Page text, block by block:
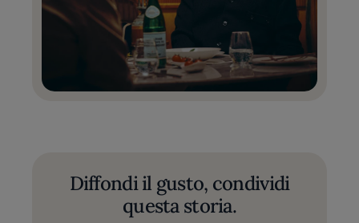
Diffondi il gusto, condividi
questa storia.